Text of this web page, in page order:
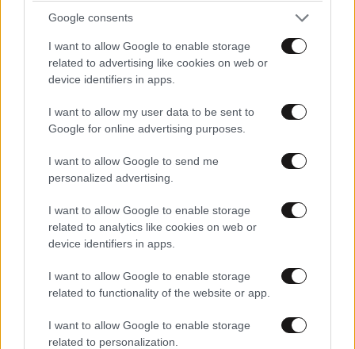
Google consents
I want to allow Google to enable storage
related to advertising like cookies on web or
device identifiers in apps.
I want to allow my user data to be sent to
Google for online advertising purposes.
I want to allow Google to send me
personalized advertising.
I want to allow Google to enable storage
related to analytics like cookies on web or
device identifiers in apps.
I want to allow Google to enable storage
related to functionality of the website or app.
I want to allow Google to enable storage
related to personalization.
10·08·2026 00:07
για λίγο το όνειρο «των δύο ηπείρων και των
πέντε θαλασσών»